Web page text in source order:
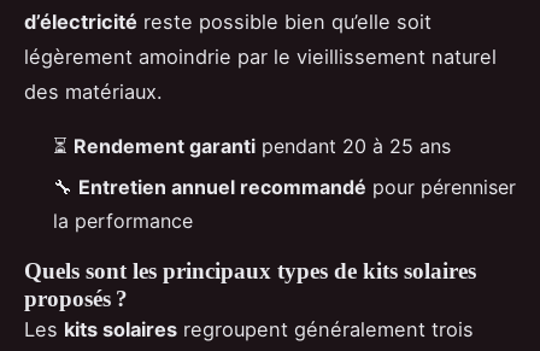
d’électricité reste possible bien qu’elle soit
légèrement amoindrie par le vieillissement naturel
des matériaux.
⏳ Rendement garanti pendant 20 à 25 ans
🔧 Entretien annuel recommandé pour pérenniser
la performance
Quels sont les principaux types de kits solaires
proposés ?
Les kits solaires regroupent généralement trois